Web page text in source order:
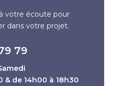
votre écoute pour
dans votre projet.
79
& de 14h00 à 18h30
Pierre - Cilaos